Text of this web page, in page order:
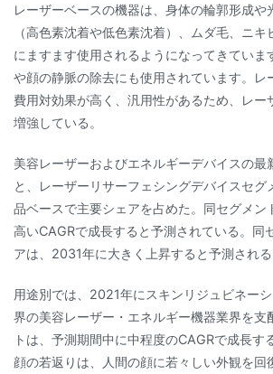
レーザーベースの機器は、身体の輪郭形成や
（高色素沈着や低色素沈着）、ムダ毛、ニ
にますます使用されるようになってきていま
や顔の静脈の除去にも使用されています。レ
費用対効果が高く、汎用性があるため、レー
増強している。
美容レーザーおよびエネルギーデバイスの最
と、レーザーリサーフェシングデバイスセ
品ベースで主要シェアを占めた。同セグメン
高いCAGRで成長すると予測されている。同
アは、2031年に大きく上昇すると予測される
用途別では、2021年にスキンリジュビネー
界の美容レーザー・エネルギー機器業界を支
トは、予測期間中に中程度のCAGRで成長す
顔の若返りは、人間の顔に若々しい外観を回